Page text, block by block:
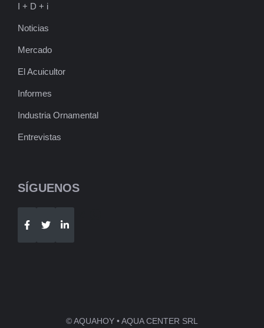
I + D + i
Noticias
Mercado
El Acuicultor
Informes
Industria Ornamental
Entrevistas
SÍGUENOS
Telegram
© AQUAHOY • AQUA CENTER SRL